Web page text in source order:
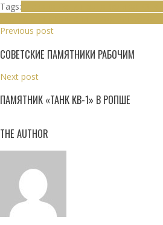
Tags:
Previous post
СОВЕТСКИЕ ПАМЯТНИКИ РАБОЧИМ
Next post
ПАМЯТНИК «ТАНК КВ-1» В РОПШЕ
THE AUTHOR